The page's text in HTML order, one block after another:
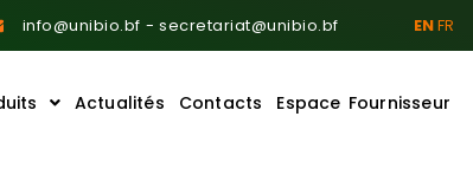
info@unibio.bf - secretariat@unibio.bf ENFR
Actualités Contacts Espace Fournisseur